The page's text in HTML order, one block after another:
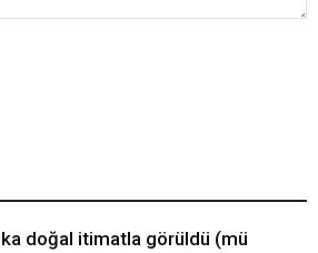
doğal itimatla görüldü (mü